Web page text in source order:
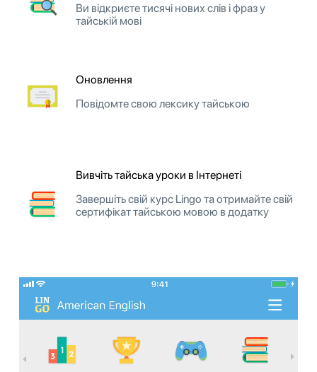
Ви відкриєте тисячі нових слів і фраз у
тайській мові
Оновлення
Повідомте свою лексику тайською
Вивчіть тайська уроки в Інтернеті
Завершіть свій курс Lingo та отримайте свій
сертифікат тайською мовою в додатку